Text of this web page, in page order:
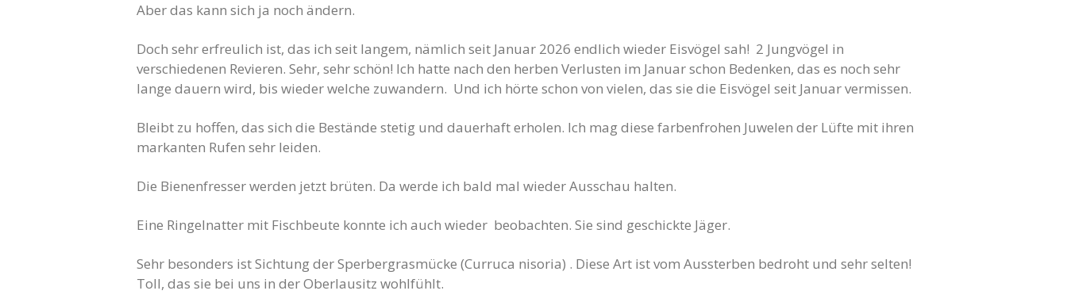
Aber das kann sich ja noch ändern.
Doch sehr erfreulich ist, das ich seit langem, nämlich seit Januar 2026 endlich wieder Eisvögel sah! 2 Jungvögel in
verschiedenen Revieren. Sehr, sehr schön! Ich hatte nach den herben Verlusten im Januar schon Bedenken, das es noch sehr
lange dauern wird, bis wieder welche zuwandern. Und ich hörte schon von vielen, das sie die Eisvögel seit Januar vermissen.
Bleibt zu hoffen, das sich die Bestände stetig und dauerhaft erholen. Ich mag diese farbenfrohen Juwelen der Lüfte mit ihren
markanten Rufen sehr leiden.
Die Bienenfresser werden jetzt brüten. Da werde ich bald mal wieder Ausschau halten.
Eine Ringelnatter mit Fischbeute konnte ich auch wieder beobachten. Sie sind geschickte Jäger.
Sehr besonders ist Sichtung der Sperbergrasmücke (Curruca nisoria) . Diese Art ist vom Aussterben bedroht und sehr selten!
Toll, das sie bei uns in der Oberlausitz wohlfühlt.